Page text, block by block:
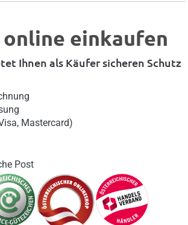
online einkaufen
Ihnen als Käufer sicheren Schutz
Mastercard)
Post